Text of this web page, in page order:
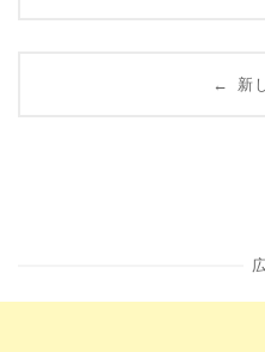
← 新